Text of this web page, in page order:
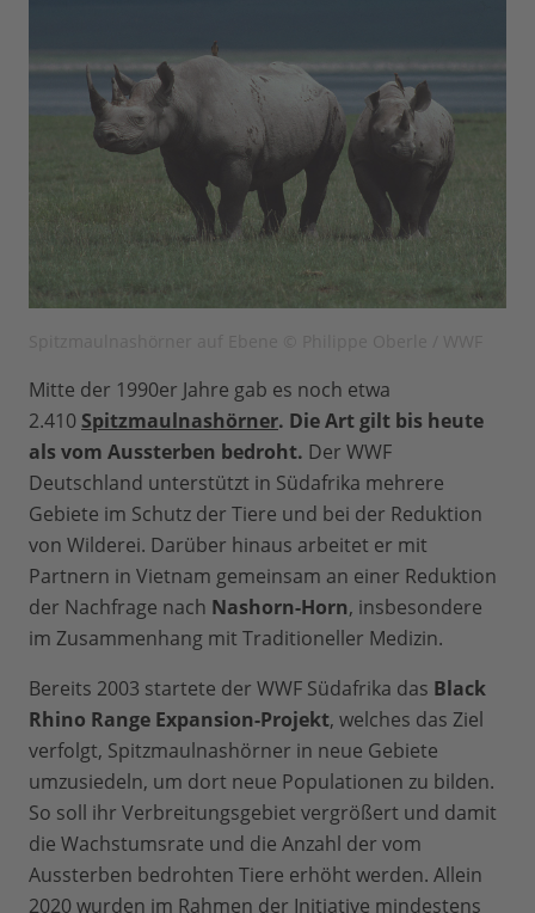
Mitte der 1990er Jahre gab es noch etwa
2.410 Spitzmaulnashörner. Die Art gilt bis heute
als vom Aussterben bedroht. Der WWF
Deutschland unterstützt in Südafrika mehrere
Gebiete im Schutz der Tiere und bei der Reduktion
von Wilderei. Darüber hinaus arbeitet er mit
Partnern in Vietnam gemeinsam an einer Reduktion
der Nachfrage nach Nashorn-Horn, insbesondere
im Zusammenhang mit Traditioneller Medizin.
Bereits 2003 startete der WWF Südafrika das Black
Rhino Range Expansion-Projekt, welches das Ziel
verfolgt, Spitzmaulnashörner in neue Gebiete
umzusiedeln, um dort neue Populationen zu bilden.
So soll ihr Verbreitungsgebiet vergrößert und damit
die Wachstumsrate und die Anzahl der vom
Aussterben bedrohten Tiere erhöht werden. Allein
2020 wurden im Rahmen der Initiative mindestens